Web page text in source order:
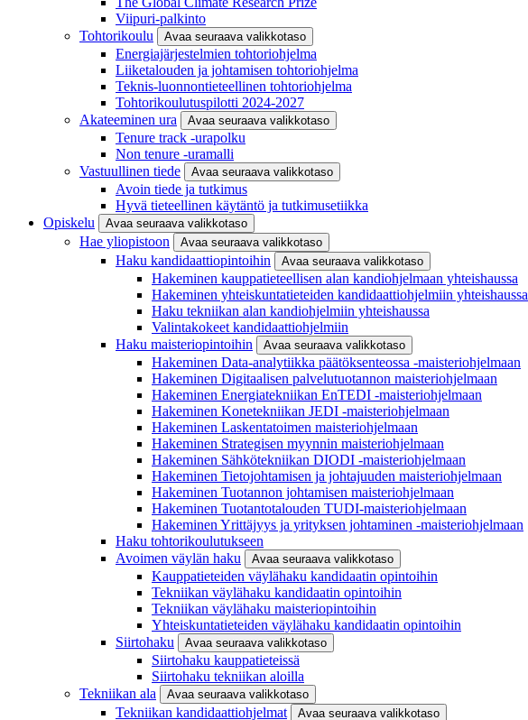
Viipuri-palkinto
Tohtorikoulu
Avaa seuraava valikkotaso
Energiajärjestelmien tohtoriohjelma
Liiketalouden ja johtamisen tohtoriohjelma
Teknis-luonnontieteellinen tohtoriohjelma
Tohtorikoulutuspilotti 2024-2027
Akateeminen ura
Avaa seuraava valikkotaso
Tenure track -urapolku
Non tenure -uramalli
Vastuullinen tiede
Avaa seuraava valikkotaso
Avoin tiede ja tutkimus
Hyvä tieteellinen käytäntö ja tutkimusetiikka
Opiskelu
Avaa seuraava valikkotaso
Hae yliopistoon Avaa seuraava valikkotaso
Haku kandidaattiopintoihin Avaa seuraava valikkotaso
Hakeminen kauppatieteellisen alan kandiohjelmaan yhteishaussa
Hakeminen yhteiskuntatieteiden kandidaattiohjelmiin yhteishaussa
Haku tekniikan alan kandiohjelmiin yhteishaussa
Valintakokeet kandidaattiohjelmiin
Haku maisteriopintoihin
Avaa seuraava valikkotaso
Hakeminen Data-analytiikka päätöksenteossa -maisteriohjelmaan
Hakeminen Digitaalisen palvelutuotannon maisteriohjelmaan
Hakeminen Energiatekniikan EnTEDI -maisteriohjelmaan
Hakeminen Konetekniikan JEDI -maisteriohjelmaan
Hakeminen Laskentatoimen maisteriohjelmaan
Hakeminen Strategisen myynnin maisteriohjelmaan
Hakeminen Sähkötekniikan DIODI -maisteriohjelmaan
Hakeminen Tietojohtamisen ja johtajuuden maisteriohjelmaan
Hakeminen Tuotannon johtamisen maisteriohjelmaan
Hakeminen Tuotantotalouden TUDI-maisteriohjelmaan
Hakeminen Yrittäjyys ja yrityksen johtaminen -maisteriohjelmaan
Haku tohtorikoulutukseen
Avoimen väylän haku
Avaa seuraava valikkotaso
Kauppatieteiden väylähaku kandidaatin opintoihin
Tekniikan väylähaku kandidaatin opintoihin
Tekniikan väylähaku maisteriopintoihin
Yhteiskuntatieteiden väylähaku kandidaatin opintoihin
Siirtohaku
Avaa seuraava valikkotaso
Siirtohaku kauppatieteissä
Siirtohaku tekniikan aloilla
Tekniikan ala
Avaa seuraava valikkotaso
Tekniikan kandidaattiohjelmat Avaa seuraava valikkotaso